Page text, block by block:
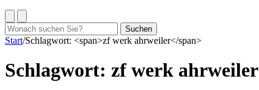
Suchen
nach:
Suchen
Start/Schlagwort: <span>zf werk ahrweiler</span>
Schlagwort: zf werk ahrweiler